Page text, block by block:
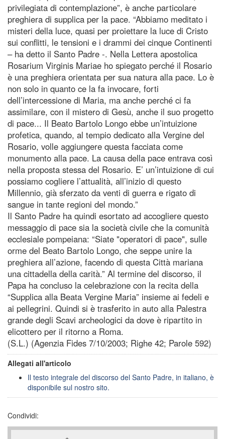
privilegiata di contemplazione”, è anche particolare
preghiera di supplica per la pace. “Abbiamo meditato i
misteri della luce, quasi per proiettare la luce di Cristo
sui conflitti, le tensioni e i drammi dei cinque Continenti
– ha detto il Santo Padre -. Nella Lettera apostolica
Rosarium Virginis Mariae ho spiegato perché il Rosario
è una preghiera orientata per sua natura alla pace. Lo è
non solo in quanto ce la fa invocare, forti
dell’intercessione di Maria, ma anche perché ci fa
assimilare, con il mistero di Gesù, anche il suo progetto
di pace... Il Beato Bartolo Longo ebbe un’intuizione
profetica, quando, al tempio dedicato alla Vergine del
Rosario, volle aggiungere questa facciata come
monumento alla pace. La causa della pace entrava così
nella proposta stessa del Rosario. E’ un’intuizione di cui
possiamo cogliere l’attualità, all’inizio di questo
Millennio, già sferzato da venti di guerra e rigato di
sangue in tante regioni del mondo.”
Il Santo Padre ha quindi esortato ad accogliere questo
messaggio di pace sia la società civile che la comunità
ecclesiale pompeiana: “Siate "operatori di pace", sulle
orme del Beato Bartolo Longo, che seppe unire la
preghiera all’azione, facendo di questa Città mariana
una cittadella della carità.” Al termine del discorso, il
Papa ha concluso la celebrazione con la recita della
“Supplica alla Beata Vergine Maria” insieme ai fedeli e
ai pellegrini. Quindi si è trasferito in auto alla Palestra
grande degli Scavi archeologici da dove è ripartito in
elicottero per il ritorno a Roma.
(S.L.) (Agenzia Fides 7/10/2003; Righe 42; Parole 592)
Allegati all'articolo
Il testo integrale del discorso del Santo Padre, in italiano, è
disponibile sul nostro sito.
Condividi: